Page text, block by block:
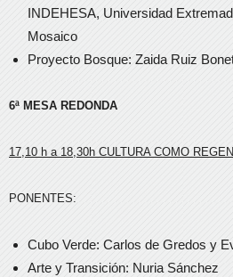
INDEHESA, Universidad
Mosaico
Proyecto Bosque: Zaida Ruiz
6ª MESA REDONDA
17,10 h a 18,30h CULTURA COMO
PONENTES:
Cubo Verde: Carlos de Gredos y
Arte y Transición: Nuria Sánchez